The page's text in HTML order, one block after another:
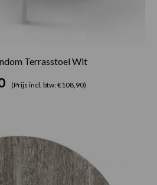
Terrasstoel Wit
(Prijs incl. btw: €108,90)
€75.00
tot
€165.00